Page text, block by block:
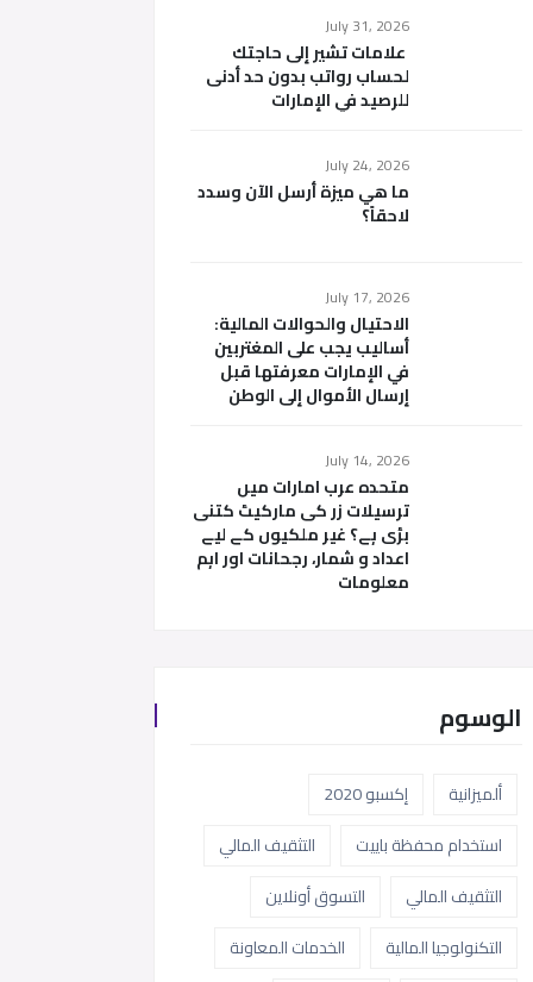
July 31, 2026
علامات تشير إلى حاجتك
لحساب رواتب بدون حد أدنى
للرصيد في الإمارات
July 24, 2026
ما هي ميزة أرسل الآن وسدد
لاحقاً؟
July 17, 2026
الاحتيال والحوالات المالية:
أساليب يجب على المغتربين
في الإمارات معرفتها قبل
إرسال الأموال إلى الوطن
July 14, 2026
متحدہ عرب امارات میں
ترسیلات زر کی مارکیٹ کتنی
بڑی ہے؟ غیر ملکیوں کے لیے
اعداد و شمار، رجحانات اور اہم
معلومات
الوسوم
ألميزانية
إكسبو 2020
استخدام محفظة باييت
التثقيف المالي
التثقيف المالي
التسوق أونلاين
التكنولوجيا المالية
الخدمات المعاونة